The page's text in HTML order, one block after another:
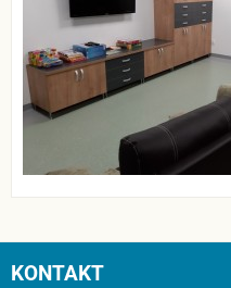
KONTAKT